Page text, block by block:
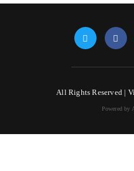
All Rights Reserved |
Powered by